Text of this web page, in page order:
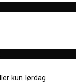
kun lørdag